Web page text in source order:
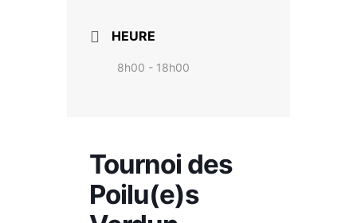
HEURE
8h00 - 18h00
Tournoi des
Poilu(e)s